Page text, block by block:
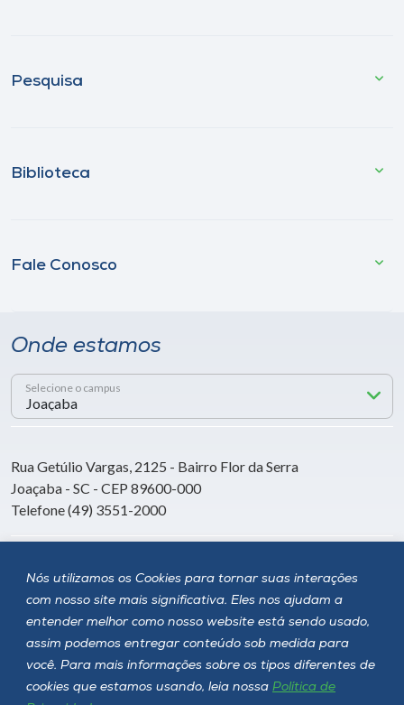
Nós utilizamos os Cookies para tornar suas interações
com nosso site mais significativa. Eles nos ajudam a
entender melhor como nosso website está sendo usado,
assim podemos entregar conteúdo sob medida para
você. Para mais informações sobre os tipos diferentes de
cookies que estamos usando, leia nossa Política de
Pesquisa
Biblioteca
Fale Conosco
Onde estamos
Selecione o campus
Rua Getúlio Vargas, 2125 - Bairro Flor da Serra
Joaçaba - SC - CEP 89600-000
Telefone (49) 3551-2000
Siga a Unoesc